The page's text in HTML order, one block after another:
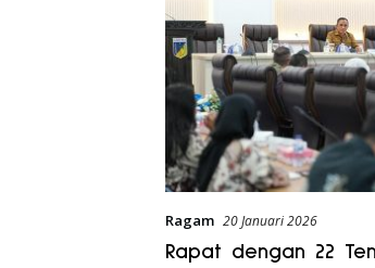
Ragam 20 Januari 2026
Rapat dengan 22